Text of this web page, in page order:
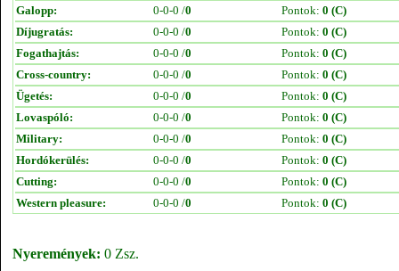
Galopp:
0-0-0 /0 Pontok: 0 (C)
Díjugratás:
0-0-0 /0 Pontok: 0 (C)
Fogathajtás:
0-0-0 /0 Pontok: 0 (C)
Cross-country:
0-0-0 /0 Pontok: 0 (C)
Ügetés:
0-0-0 /0 Pontok: 0 (C)
Lovaspóló:
0-0-0 /0 Pontok: 0 (C)
Military:
0-0-0 /0 Pontok: 0 (C)
Hordókerülés:
0-0-0 /0 Pontok: 0 (C)
Cutting:
0-0-0 /0 Pontok: 0 (C)
Western pleasure:
0-0-0 /0 Pontok: 0 (C)
Nyeremények: 0 Zsz.